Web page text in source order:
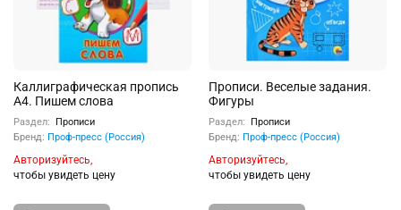
Каллиграфическая пропись
А4. Пишем слова
Раздел:
Прописи
Бренд: Проф-пресс (Россия)
Авторизуйтесь,
чтобы увидеть цену
Прописи. Веселые задания.
Фигуры
Раздел:
Прописи
Бренд: Проф-пресс (Россия)
Авторизуйтесь,
чтобы увидеть цену